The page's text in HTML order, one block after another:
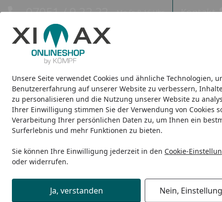
Unsere Seite verwendet Cookies und ähnliche Technologien,
Benutzererfahrung auf unserer Website zu verbessern,
zu personalisieren und die Nutzung unserer Website zu
Ihrer Einwilligung stimmen Sie der Verwendung von Cookies
Verarbeitung Ihrer persönlichen Daten zu, um Ihnen ein
Surferlebnis und mehr Funktionen zu bieten.
Sie können Ihre Einwilligung jederzeit in den Cookie-
oder widerrufen.
Ja, verstanden Nein,
Eigene Montage-Teams
07051 / 9 22 22 Mo-Fr. 8-16 Uhr Kontakt
Design-Carports Design-Heizkörper Infrarot-Heizkörper
Startseite
Duschkabinen
Duschkabinen
Ihre Artikelübersicht
Preisspanne Produkttyp Marke